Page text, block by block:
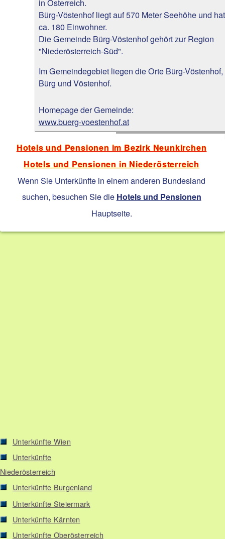
Bürg-Vöstenhof liegt auf 570 Meter Seehöhe und hat
ca. 180 Einwohner.
Die Gemeinde Bürg-Vöstenhof gehört zur Region
"Niederösterreich-Süd".
Im Gemeindegebiet liegen die Orte Bürg-Vöstenhof,
Bürg und Vöstenhof.
Homepage der Gemeinde:
www.buerg-voestenhof.at
Hotels und Pensionen im Bezirk Neunkirchen
Hotels und Pensionen in Niederösterreich
Wenn Sie Unterkünfte in einem anderen Bundesland
suchen, besuchen Sie die Hotels und Pensionen
Hauptseite.
Unterkünfte Wien
Unterkünfte
Niederösterreich
Unterkünfte Burgenland
Unterkünfte Steiermark
Unterkünfte Kärnten
Unterkünfte Oberösterreich